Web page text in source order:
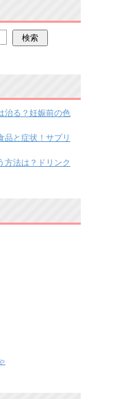
治る？妊娠前の色
品と症状！サプリ
方法は？ドリンク